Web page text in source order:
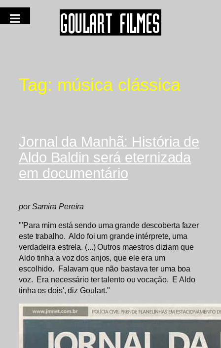
Tag: música clássica
Jornal da Manhã: História de
Aldo Baldin será eternizada
em documentário
por Samira Pereira
"'Para mim está sendo uma grande descoberta fazer
este trabalho. Aldo foi um grande intérprete, uma
verdadeira estrela. (...) Outros maestros diziam que
Aldo tinha a voz dos anjos, que ele era um
escolhido. Falavam que não bastava ter uma boa
voz. Era necessário ter talento ou vocação. E Aldo
tinha os dois', diz Goulart."